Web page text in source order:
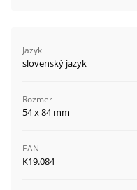
Jazyk
slovenský jazyk
Rozmer
54 x 84 mm
EAN
K19.084